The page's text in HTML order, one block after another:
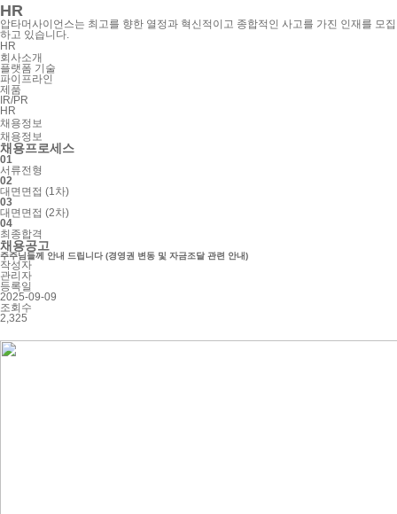
HR
압타머사이언스는 최고를 향한 열정과 혁신적이고 종합적인 사고를 가진 인재를 모집
하고 있습니다.
HR
회사소개
플랫폼 기술
파이프라인
제품
IR/PR
HR
채용정보
채용정보
채용프로세스
01
서류전형
02
대면면접 (1차)
03
대면면접 (2차)
04
최종합격
채용공고
주주님들께 안내 드립니다 (경영권 변동 및 자금조달 관련 안내)
작성자
관리자
등록일
2025-09-09
조회수
2,325